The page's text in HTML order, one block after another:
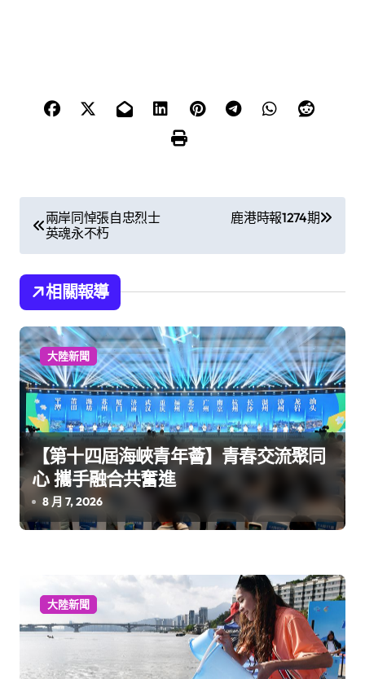
文
章
導
覽
兩岸同悼張自忠烈士
英魂永不朽
鹿港時報1274期
相關報導
大陸新聞
【第十四屆海峽青年薈】青春交流聚同
心 攜手融合共奮進
8 月 7, 2026
大陸新聞